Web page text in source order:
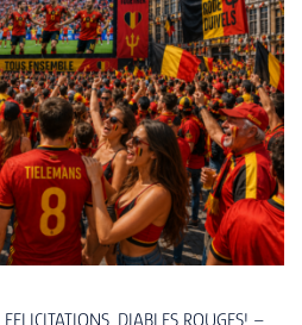
DIABLES ROUGES! –